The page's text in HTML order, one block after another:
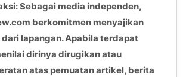
Sebagai media independen,
berkomitmen menyajikan
lapangan. Apabila terdapat
dirinya dirugikan atau
atas pemuatan artikel, berita